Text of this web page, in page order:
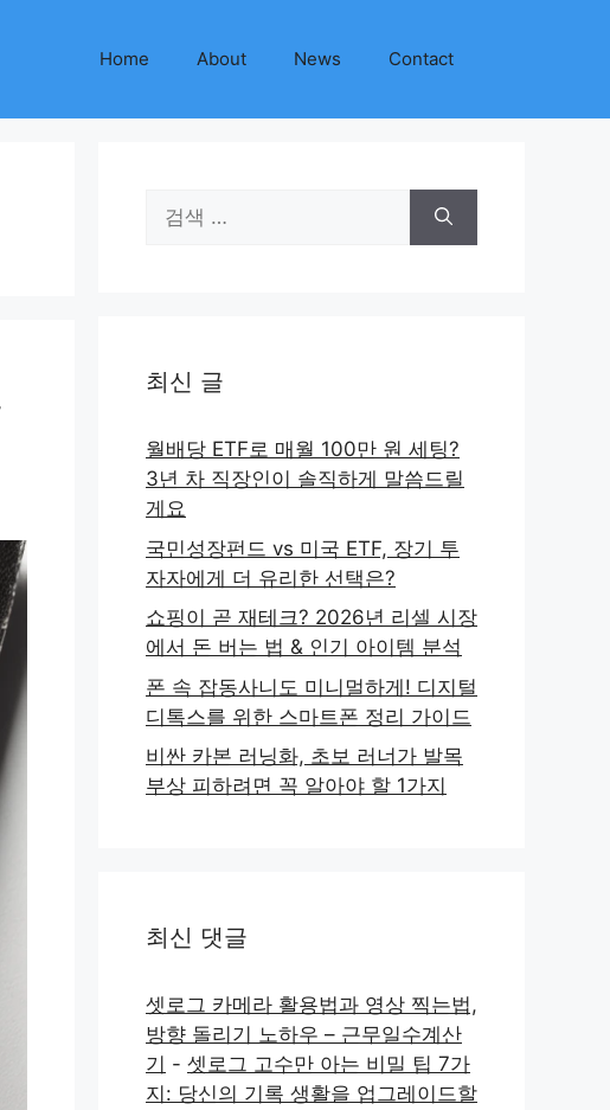
Home About News Contact
색:
최신 글
월배당 ETF로 매월 100만 원 세팅?
3년 차 직장인이 솔직하게 말씀드릴
게요
국민성장펀드 vs 미국 ETF, 장기 투
자자에게 더 유리한 선택은?
쇼핑이 곧 재테크? 2026년 리셀 시장
에서 돈 버는 법 & 인기 아이템 분석
폰 속 잡동사니도 미니멀하게! 디지털
디톡스를 위한 스마트폰 정리 가이드
비싼 카본 러닝화, 초보 러너가 발목
부상 피하려면 꼭 알아야 할 1가지
최신 댓글
셋로그 카메라 활용법과 영상 찍는법,
방향 돌리기 노하우 – 근무일수계산
기 - 셋로그 고수만 아는 비밀 팁 7가
지: 당신의 기록 생활을 업그레이드할